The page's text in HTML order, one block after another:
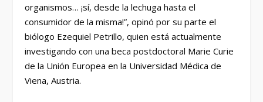
organismos… ¡sí, desde la lechuga hasta el
consumidor de la misma!”, opinó por su parte el
biólogo Ezequiel Petrillo, quien está actualmente
investigando con una beca postdoctoral Marie Curie
de la Unión Europea en la Universidad Médica de
Viena, Austria.